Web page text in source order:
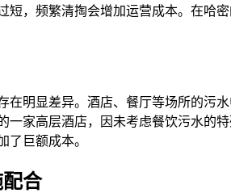
短，频繁清掏会增加运营成本。在哈
在明显差异。酒店、餐厅等场所的污
一家高层酒店，因未考虑餐饮污水的
了巨额成本。
合